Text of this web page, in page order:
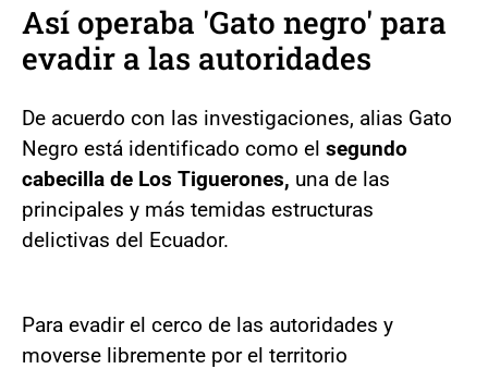
Así operaba 'Gato negro' para
evadir a las autoridades
De acuerdo con las investigaciones, alias Gato
Negro está identificado como el segundo
cabecilla de Los Tiguerones, una de las
principales y más temidas estructuras
delictivas del Ecuador.
Para evadir el cerco de las autoridades y
moverse libremente por el territorio